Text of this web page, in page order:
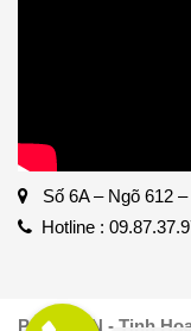
Số 6A – Ngõ 612
Hotline :
PAPASAN - Tinh